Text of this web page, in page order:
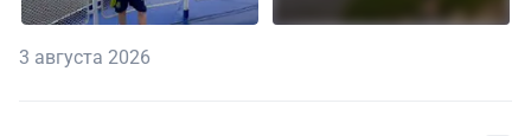
3 августа 2026